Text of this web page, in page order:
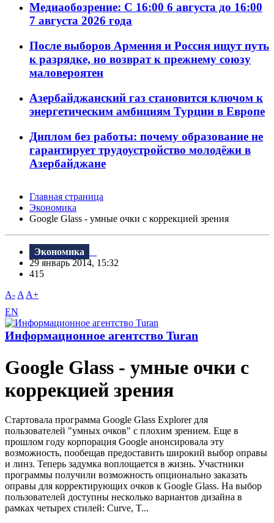
Медиаобозрение: С 16:00 6 августа до 16:00
7 августа 2026 года
После выборов Армения и Россия ищут путь
к разрядке, но возврат к прежнему союзу
маловероятен
Азербайджанский газ становится ключом к
энергетическим амбициям Турции в Европе
Диплом без работы: почему образование не
гарантирует трудоустройство молодёжи в
Азербайджане
Главная страница
Экономика
Google Glass - умные очки с коррекцией зрения
Экономика
29 январь 2014, 15:32
415
A- A A+
EN
Информационное агентство Turan
Google Glass - умные очки с
коррекцией зрения
Стартовала программа Google Glass Explorer для
пользователей "умных очков" с плохим зрением. Еще в
прошлом году корпорация Google анонсировала эту
возможность, пообещав предоставить широкий выбор оправы
и линз. Теперь задумка воплощается в жизнь. Участники
программы получили возможность опционально заказать
оправы для корректирующих очков к Google Glass. На выбор
пользователей доступны несколько вариантов дизайна в
рамках четырех стилей: Curve, T...